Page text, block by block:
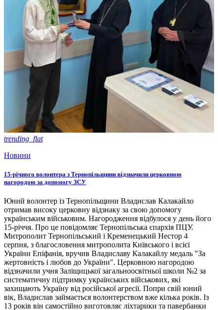
trending_flat
Новини
15-річного волонтера з Тернопільщини відзначили церковною
нагородою за допомогу ЗСУ
Юний волонтер із Тернопільщини Владислав Калакайло
отримав високу церковну відзнаку за свою допомогу
українським військовим. Нагородження відбулося у день його
15-річчя. Про це повідомляє Тернопільська єпархія ПЦУ.
Митрополит Тернопільський і Кременецький Нестор 4
серпня, з благословення митрополита Київського і всієї
України Епіфанія, вручив Владиславу Калакайлу медаль "За
жертовність і любов до України". Церковною нагородою
відзначили учня Заліщицької загальноосвітньої школи №2 за
систематичну підтримку українських військових, які
захищають Україну від російської агресії. Попри свій юний
вік, Владислав займається волонтерством вже кілька років. Із
13 років він самостійно виготовляє ліхтарики та павербанки